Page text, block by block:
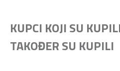
KUPCI KOJI SU
TAKOĐER SU KUPILI